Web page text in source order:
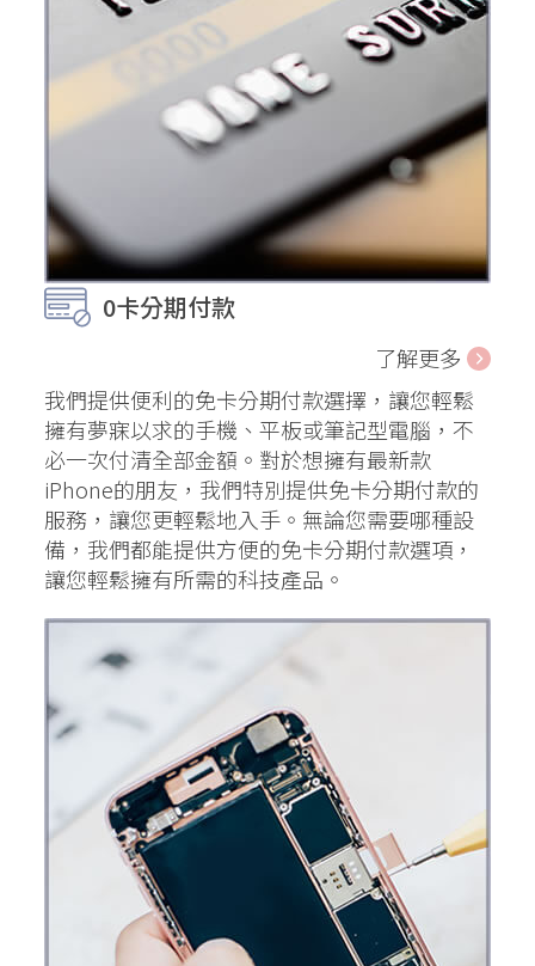
0卡分期付款
了解更多
我們提供便利的免卡分期付款選擇，讓您輕鬆
擁有夢寐以求的手機、平板或筆記型電腦，不
必一次付清全部金額。對於想擁有最新款
iPhone的朋友，我們特別提供免卡分期付款的
服務，讓您更輕鬆地入手。無論您需要哪種設
備，我們都能提供方便的免卡分期付款選項，
讓您輕鬆擁有所需的科技產品。